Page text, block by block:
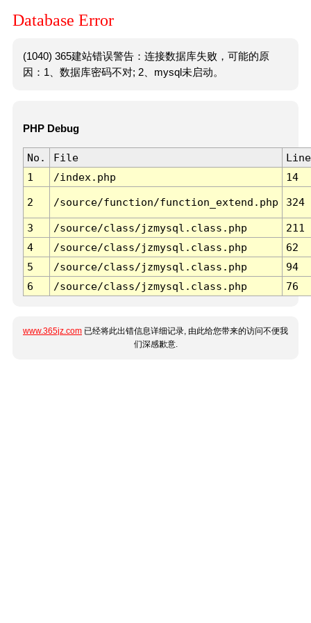
Database Error
(1040) 365建站错误警告：连接数据库失败，可能的原
因：1、数据库密码不对; 2、mysql未启动。
PHP Debug
No. File
Line
1
/index.php 14
2 /source/function/function_extend.php 324
3 /source/class/jzmysql.class.php
211
4
/source/class/jzmysql.class.php
62
5
/source/class/jzmysql.class.php
94
6
/source/class/jzmysql.class.php 76
www.365jz.com 已经将此出错信息详细记录, 由此给您带来的访问不便我
们深感歉意.